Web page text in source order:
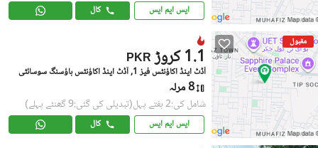
ایس ایم ایس کال
مقبول
PKR 1.1 کروڑ
آڈٹ اینڈ اکاؤنٹس فیز 1, آڈٹ اینڈ اکاؤنٹس ہاؤسنگ سوسائٹی
8 مرلہ
شامل کی:2 ہفتے پہل (تبدیلی کی گئی:9 گھنٹے پہلے)
ایس ایم ایس کال